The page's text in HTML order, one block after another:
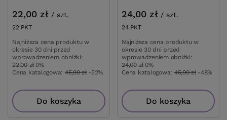
22,00 zł / szt.
22PKTpunktów
Najniższa cena produktu w
okresie 30 dni przed
wprowadzeniem obniżki:
22,00 zł 0%
Cena katalogowa: 45,90 zł -52%
Do koszyka
24,00 zł / szt.
24PKTpunktów
Najniższa cena produktu w
okresie 30 dni przed
wprowadzeniem obniżki:
24,00 zł 0%
Cena katalogowa: 45,90 zł -48%
Do koszyka